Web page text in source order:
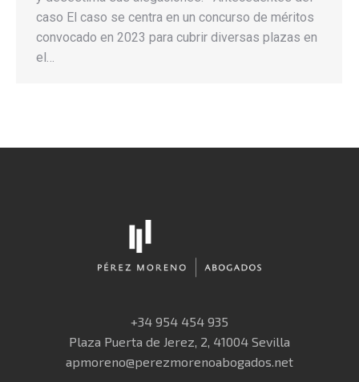
caso El caso se centra en un concurso de méritos
convocado en 2023 para cubrir diversas plazas en
el…
+34 954 454 935
Plaza Puerta de Jerez, 2, 41004 Sevilla
apmoreno@perezmorenoabogados.net